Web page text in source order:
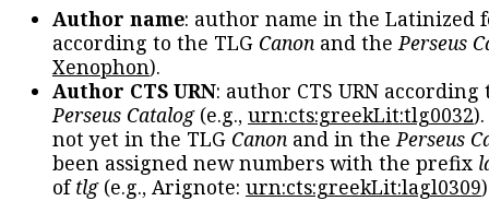
Author name: author name in the Latinized
according to the TLG Canon and thePerseus
Xenophon).
Author CTS URN: author CTS URN according
Perseus Catalog(e.g., urn:cts:greekLit:tlg0032
not yet in the TLG Canon and in thePerseus
been assigned new numbers with the prefix
oftlg(e.g., Arignote: urn:cts:greekLit:lagl0309